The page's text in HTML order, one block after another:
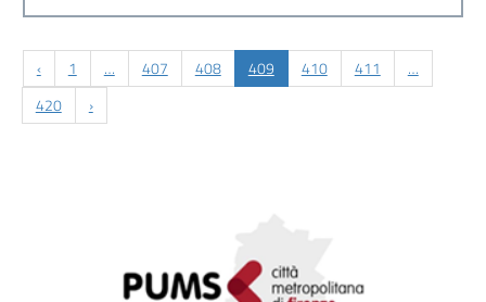
‹ 1 … 407 408 409 410 411
…
420
›